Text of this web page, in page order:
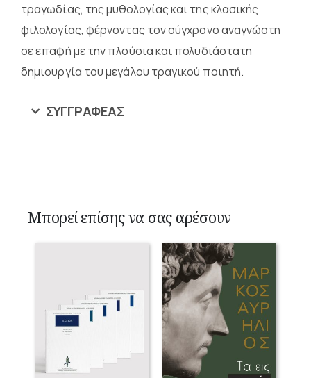
τραγωδίας, της μυθολογίας και της κλασικής
φιλολογίας, φέρνοντας τον σύγχρονο αναγνώστη
σε επαφή με την πλούσια και πολυδιάστατη
δημιουργία του μεγάλου τραγικού ποιητή.
ΣΥΓΓΡΑΦΈΑΣ
Μπορεί επίσης να σας αρέσουν